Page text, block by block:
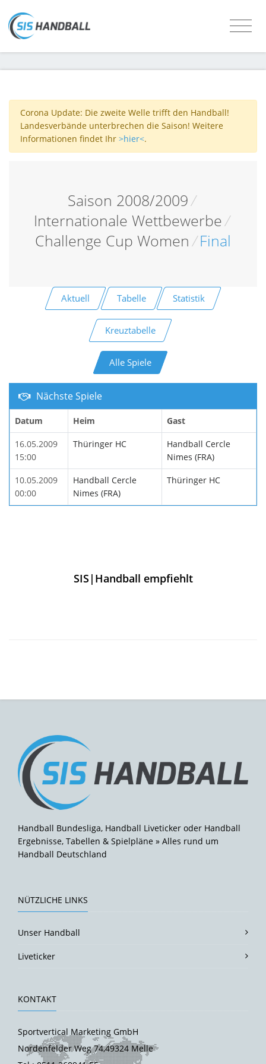
Corona Update: Die zweite Welle trifft den Handball!
Landesverbände unterbrechen die Saison! Weitere
Informationen findet Ihr >hier<.
Saison 2008/2009/
Internationale Wettbewerbe/
Challenge Cup Women/Final
Aktuell Tabelle Statistik
Kreuztabelle
Alle Spiele
Nächste Spiele
Datum Heim Gast
16.05.2009
15:00
Thüringer HC
Handball Cercle
Nimes (FRA)
10.05.2009
00:00
Handball Cercle
Nimes (FRA)
Thüringer HC
SIS|Handball empfiehlt
Handball Bundesliga, Handball Liveticker oder Handball
Ergebnisse, Tabellen & Spielpläne » Alles rund um
Handball Deutschland
NÜTZLICHE LINKS
Unser Handball
Liveticker
KONTAKT
Sportvertical Marketing GmbH
Nordenfelder Weg 74,49324 Melle